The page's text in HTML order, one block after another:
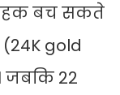
बच सकते
gold
जबकि 22